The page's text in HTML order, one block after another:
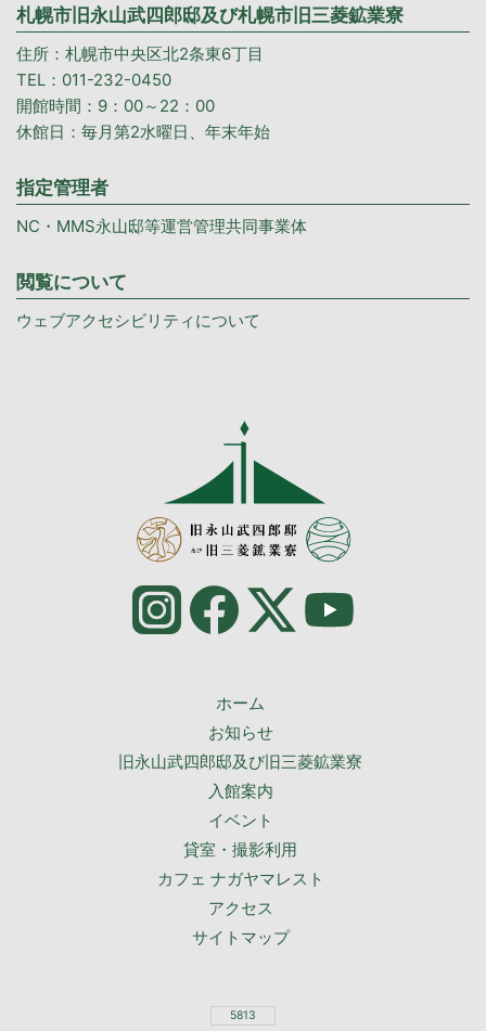
札幌市旧永山武四郎邸及び札幌市旧三菱鉱業寮
住所：札幌市中央区北2条東6丁目
TEL：011-232-0450
開館時間：9：00～22：00
休館日：毎月第2水曜日、年末年始
指定管理者
NC・MMS永山邸等運営管理共同事業体
閲覧について
ウェブアクセシビリティについて
ホーム
お知らせ
旧永山武四郎邸及び旧三菱鉱業寮
入館案内
イベント
貸室・撮影利用
カフェ ナガヤマレスト
アクセス
サイトマップ
5813